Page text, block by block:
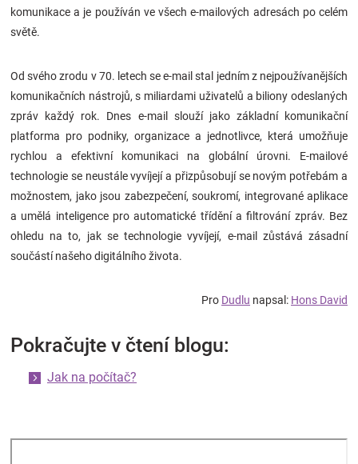
komunikace a je používán ve všech e-mailových adresách po celém
světě.
Od svého zrodu v 70. letech se e-mail stal jedním z nejpoužívanějších
komunikačních nástrojů, s miliardami uživatelů a biliony odeslaných
zpráv každý rok. Dnes e-mail slouží jako základní komunikační
platforma pro podniky, organizace a jednotlivce, která umožňuje
rychlou a efektivní komunikaci na globální úrovni. E-mailové
technologie se neustále vyvíjejí a přizpůsobují se novým potřebám a
možnostem, jako jsou zabezpečení, soukromí, integrované aplikace
a umělá inteligence pro automatické třídění a filtrování zpráv. Bez
ohledu na to, jak se technologie vyvíjejí, e-mail zůstává zásadní
součástí našeho digitálního života.
Pro Dudlu napsal: Hons David
Pokračujte v čtení blogu:
Jak na počítač?